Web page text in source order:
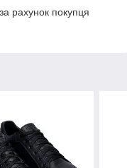
рахунок покупця